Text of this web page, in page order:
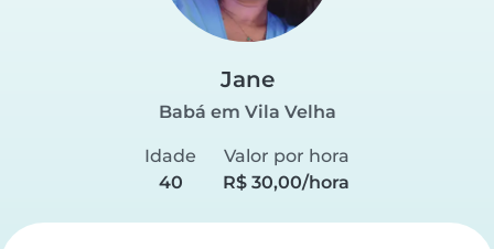
Jane
Babá em Vila Velha
Idade
40
Valor por hora
R$ 30,00/hora